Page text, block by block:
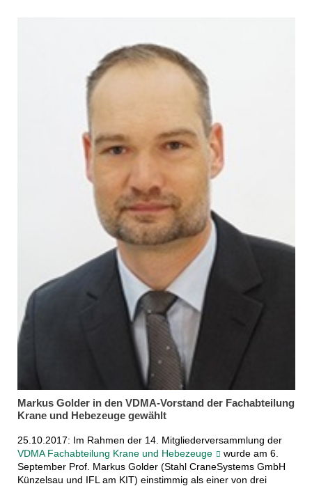
Markus Golder in den VDMA-Vorstand der Fachabteilung
Krane und Hebezeuge gewählt
25.10.2017: Im Rahmen der 14. Mitgliederversammlung der
VDMA Fachabteilung Krane und Hebezeuge
wurde am 6.
September Prof. Markus Golder (Stahl CraneSystems GmbH
Künzelsau und IFL am KIT) einstimmig als einer von drei